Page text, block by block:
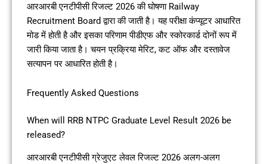
आरआरबी एनटीपीसी रिजल्ट 2026 की घोषणा Railway
Recruitment Board द्वारा की जाती है। यह परीक्षा कंप्यूटर आधारित
मोड में होती है और इसका परिणाम पीडीएफ और स्कोरकार्ड दोनों रूप में
जारी किया जाता है। चयन प्रक्रिया मेरिट, कट ऑफ और दस्तावेज
सत्यापन पर आधारित होती है।
Frequently Asked Questions
When will RRB NTPC Graduate Level Result 2026 be
released?
आरआरबी एनटीपीसी ग्रेजुएट लेवल रिजल्ट 2026 अलग-अलग